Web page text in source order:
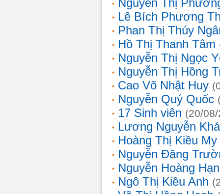
Nguyễn Thị
Lê Bích Phương
Phan Thị Thúy
Hồ Thị Thanh Tâm
Nguyễn Thị Ngọc
Nguyễn Thị Hồng
Cao Võ Nhật Huy
Nguyễn Quý Quốc
17 Sinh viên (20/
Lương Nguyễn
Hoàng Thị Kiều My
Nguyễn Đăng
Nguyễn Hoàng
Ngô Thị Kiều Anh